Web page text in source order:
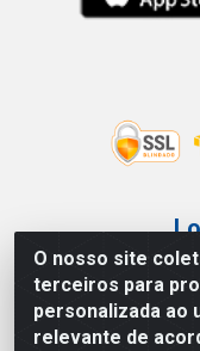
O nosso site
terceiros para
personalizada ao
relevante de
Av Vautier,